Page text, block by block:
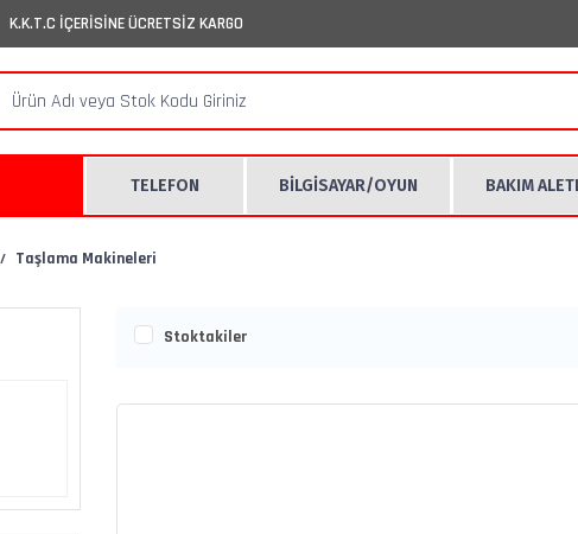
K.K.T.C İÇERİSİNE ÜCRETSİZ KARGO
TELEFON BİLGİSAYAR/OYUN BAKIM
Taşlama Makineleri
Stoktakiler